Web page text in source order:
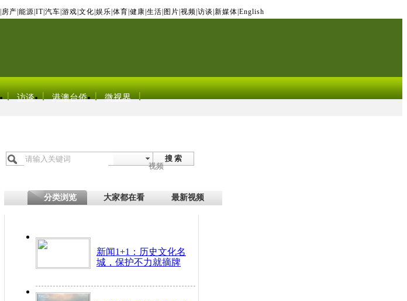
房产 能源 IT| 汽车 游戏 文化 娱乐 体育 健康 生活 图片 视频 访谈 新媒体 English
访谈 港澳台侨 微视界
搜 索
视频
分类浏览 大家都在看 最新视频
新闻1+1：历史文化名
城，保护不力就摘牌